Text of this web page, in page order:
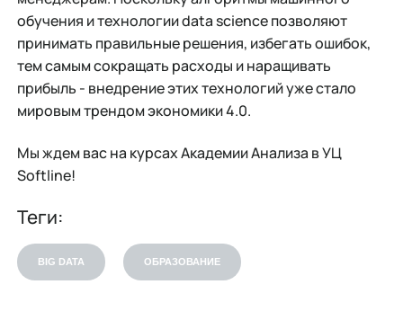
обучения и технологии data science позволяют
принимать правильные решения, избегать ошибок,
тем самым сокращать расходы и наращивать
прибыль - внедрение этих технологий уже стало
мировым трендом экономики 4.0.
Мы ждем вас на курсах Академии Анализа в УЦ
Softline!
Теги:
BIG DATA ОБРАЗОВАНИЕ